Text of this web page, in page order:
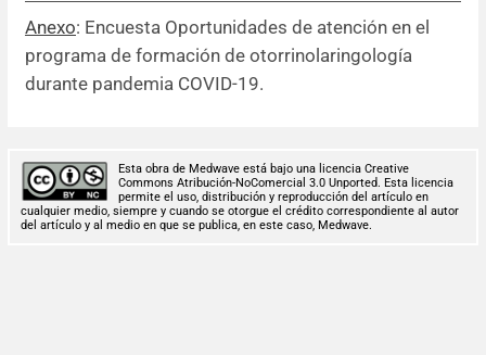
Anexo: Encuesta Oportunidades de atención en el
programa de formación de otorrinolaringología
durante pandemia COVID-19.
Esta obra de Medwave está bajo una licencia Creative
Commons Atribución-NoComercial 3.0 Unported. Esta licencia
permite el uso, distribución y reproducción del artículo en
cualquier medio, siempre y cuando se otorgue el crédito correspondiente al autor
del artículo y al medio en que se publica, en este caso, Medwave.